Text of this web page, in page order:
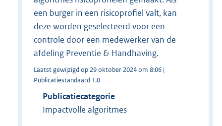
een burger in een risicoprofiel valt, kan
deze worden geselecteerd voor een
controle door een medewerker van de
afdeling Preventie & Handhaving.
Laatst gewijzigd op 29 oktober 2024 om 8:06 |
Publicatiestandaard 1.0
Publicatiecategorie
Impactvolle algoritmes